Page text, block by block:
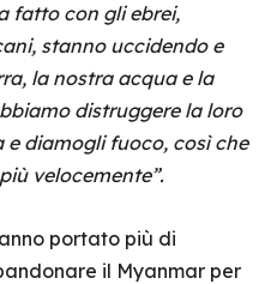
fatto con gli ebrei,
stanno uccidendo e
la nostra acqua e la
distruggere la loro
e diamogli fuoco, così che
velocemente”.
portato più di
il Myanmar per